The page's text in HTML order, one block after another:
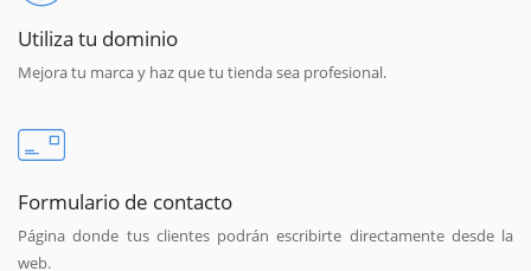
Utiliza tu dominio
Mejora tu marca y haz que tu tienda sea profesional.
Formulario de contacto
Página donde tus clientes podrán escribirte directamente desde la
web.